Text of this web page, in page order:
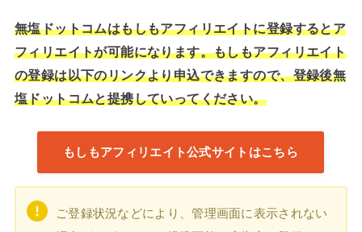
無塩ドットコムはもしもアフィリエイトに登録するとア
フィリエイトが可能になります。もしもアフィリエイト
の登録は以下のリンクより申込できますので、登録後無
塩ドットコムと提携していってください。
もしもアフィリエイト公式サイトはこちら
ご登録状況などにより、管理画面に表示されない